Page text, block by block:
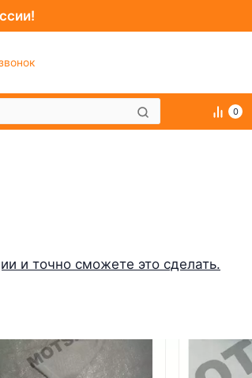
0
и точно сможете это сделать.